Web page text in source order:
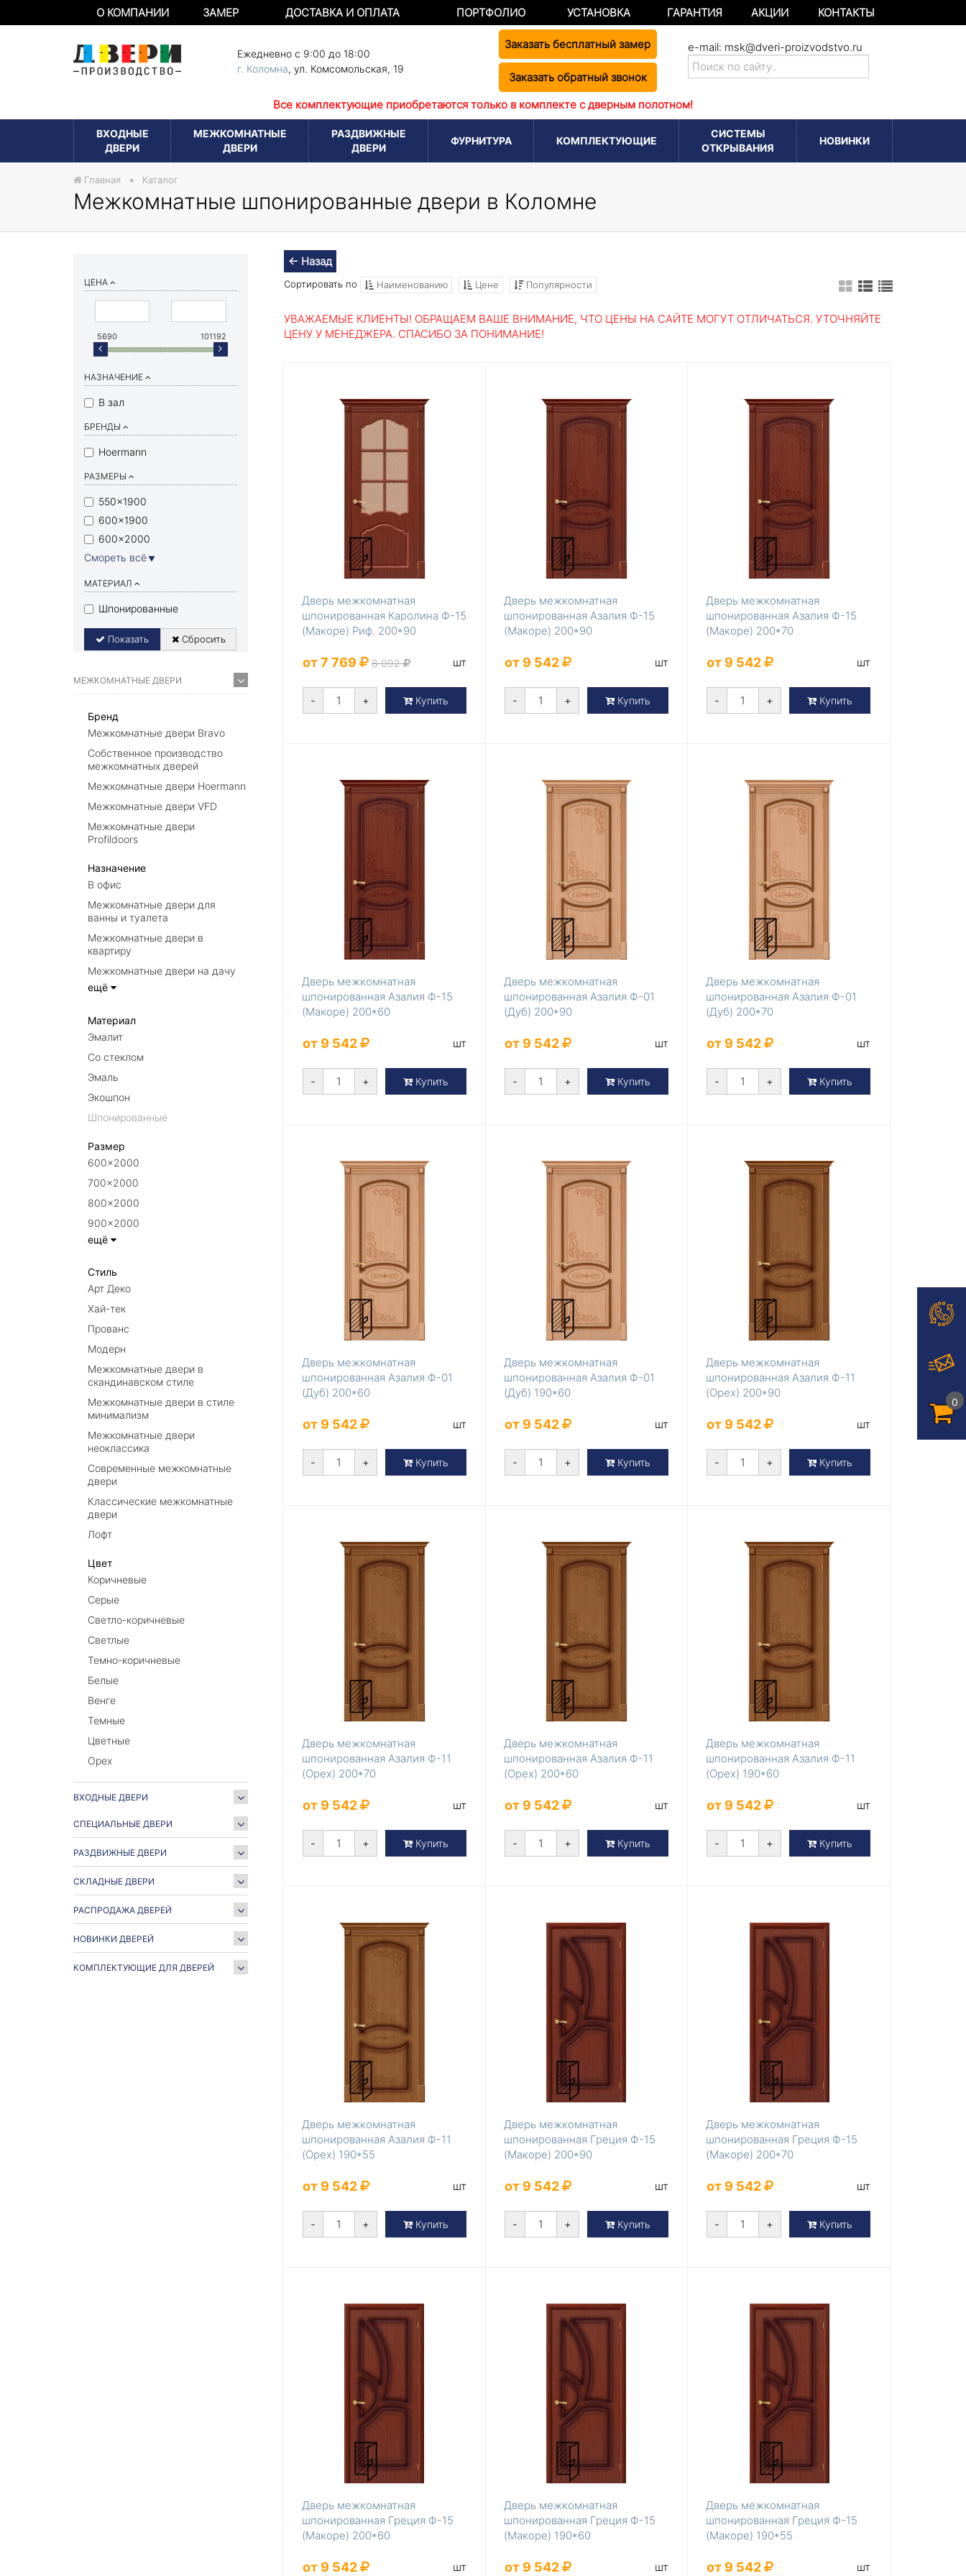
0
О КОМПАНИИ ЗАМЕР ДОСТАВКА И ОПЛАТА ПОРТФОЛИО УСТАНОВКА ГАРАНТИЯ АКЦИИ КОНТАКТЫ
Ежедневно с 9:00 до 18:00
г. Коломна, ул. Комсомольская, 19
Заказать бесплатный замер
Заказать обратный звонок
e-mail: msk@dveri-proizvodstvo.ru
Все комплектующие приобретаются только в комплекте с дверным полотном!
ВХОДНЫЕ
ДВЕРИ
МЕЖКОМНАТНЫЕ
ДВЕРИ
РАЗДВИЖНЫЕ
ДВЕРИ
ФУРНИТУРА КОМПЛЕКТУЮЩИЕ
СИСТЕМЫ
ОТКРЫВАНИЯ
НОВИНКИ
Главная Каталог
Межкомнатные шпонированные двери в Коломне
ЦЕНА
5690 101192
НАЗНАЧЕНИЕ
В зал
БРЕНДЫ
Hoermann
РАЗМЕРЫ
550×1900
600×1900
600×2000
Смореть всё▼
МАТЕРИАЛ
Шпонированные
Показать Сбросить
МЕЖКОМНАТНЫЕ ДВЕРИ
Бренд
Межкомнатные двери Bravo
Собственное производство
межкомнатных дверей
Межкомнатные двери Hoermann
Межкомнатные двери VFD
Межкомнатные двери
Profildoors
Назначение
В офис
Межкомнатные двери для
ванны и туалета
Межкомнатные двери в
квартиру
Межкомнатные двери на дачу
ещё
Материал
Эмалит
Со стеклом
Эмаль
Экошпон
Шпонированные
Размер
600×2000
700×2000
800×2000
900×2000
ещё
Стиль
Арт Деко
Хай-тек
Прованс
Модерн
Межкомнатные двери в
скандинавском стиле
Межкомнатные двери в стиле
минимализм
Межкомнатные двери
неоклассика
Современные межкомнатные
двери
Классические межкомнатные
двери
Лофт
Цвет
Коричневые
Серые
Светло-коричневые
Светлые
Темно-коричневые
Белые
Венге
Темные
Цветные
Орех
ВХОДНЫЕ ДВЕРИ
СПЕЦИАЛЬНЫЕ ДВЕРИ
РАЗДВИЖНЫЕ ДВЕРИ
СКЛАДНЫЕ ДВЕРИ
РАСПРОДАЖА ДВЕРЕЙ
НОВИНКИ ДВЕРЕЙ
КОМПЛЕКТУЮЩИЕ ДЛЯ ДВЕРЕЙ
← Назад
Сортировать по Наименованию Цене Популярности
УВАЖАЕМЫЕ КЛИЕНТЫ! ОБРАЩАЕМ ВАШЕ ВНИМАНИЕ, ЧТО ЦЕНЫ НА САЙТЕ МОГУТ ОТЛИЧАТЬСЯ. УТОЧНЯЙТЕ
ЦЕНУ У МЕНЕДЖЕРА. СПАСИБО ЗА ПОНИМАНИЕ!
Дверь межкомнатная
шпонированная Каролина Ф-15
(Макоре) Риф. 200*90
от 7 769 8 092 шт
- + Купить
Дверь межкомнатная
шпонированная Азалия Ф-15
(Макоре) 200*90
от 9 542 шт
- + Купить
Дверь межкомнатная
шпонированная Азалия Ф-15
(Макоре) 200*70
от 9 542 шт
- + Купить
Дверь межкомнатная
шпонированная Азалия Ф-15
(Макоре) 200*60
от 9 542 шт
- + Купить
Дверь межкомнатная
шпонированная Азалия Ф-01
(Дуб) 200*90
от 9 542 шт
- + Купить
Дверь межкомнатная
шпонированная Азалия Ф-01
(Дуб) 200*70
от 9 542 шт
- + Купить
Дверь межкомнатная
шпонированная Азалия Ф-01
(Дуб) 200*60
от 9 542 шт
- + Купить
Дверь межкомнатная
шпонированная Азалия Ф-01
(Дуб) 190*60
от 9 542 шт
- + Купить
Дверь межкомнатная
шпонированная Азалия Ф-11
(Орех) 200*90
от 9 542 шт
- + Купить
Дверь межкомнатная
шпонированная Азалия Ф-11
(Орех) 200*70
от 9 542 шт
- + Купить
Дверь межкомнатная
шпонированная Азалия Ф-11
(Орех) 200*60
от 9 542 шт
- + Купить
Дверь межкомнатная
шпонированная Азалия Ф-11
(Орех) 190*60
от 9 542 шт
- + Купить
Дверь межкомнатная
шпонированная Азалия Ф-11
(Орех) 190*55
от 9 542 шт
- + Купить
Дверь межкомнатная
шпонированная Греция Ф-15
(Макоре) 200*90
от 9 542 шт
- + Купить
Дверь межкомнатная
шпонированная Греция Ф-15
(Макоре) 200*70
от 9 542 шт
- + Купить
Дверь межкомнатная
шпонированная Греция Ф-15
(Макоре) 200*60
от 9 542 шт
Дверь межкомнатная
шпонированная Греция Ф-15
(Макоре) 190*60
от 9 542 шт
Дверь межкомнатная
шпонированная Греция Ф-15
(Макоре) 190*55
от 9 542 шт